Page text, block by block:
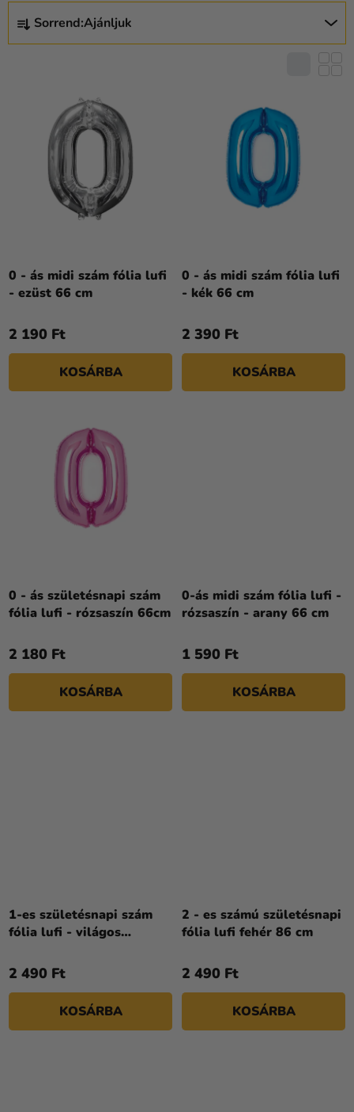
E
R
Z
É
E
Sorrend:Ajánljuk
É
K
0 - ás midi szám fólia lufi
- ezüst 66 cm
2 190 Ft
KOSÁRBA
0 - ás midi szám fólia lufi
- kék 66 cm
2 390 Ft
KOSÁRBA
0 - ás születésnapi szám
fólia lufi - rózsaszín 66cm
2 180 Ft
KOSÁRBA
0-ás midi szám fólia lufi -
rózsaszín - arany 66 cm
1 590 Ft
KOSÁRBA
1-es születésnapi szám
fólia lufi - világos
2 490 Ft
KOSÁRBA
2 - es számú születésnapi
fólia lufi fehér 86 cm
2 490 Ft
KOSÁRBA